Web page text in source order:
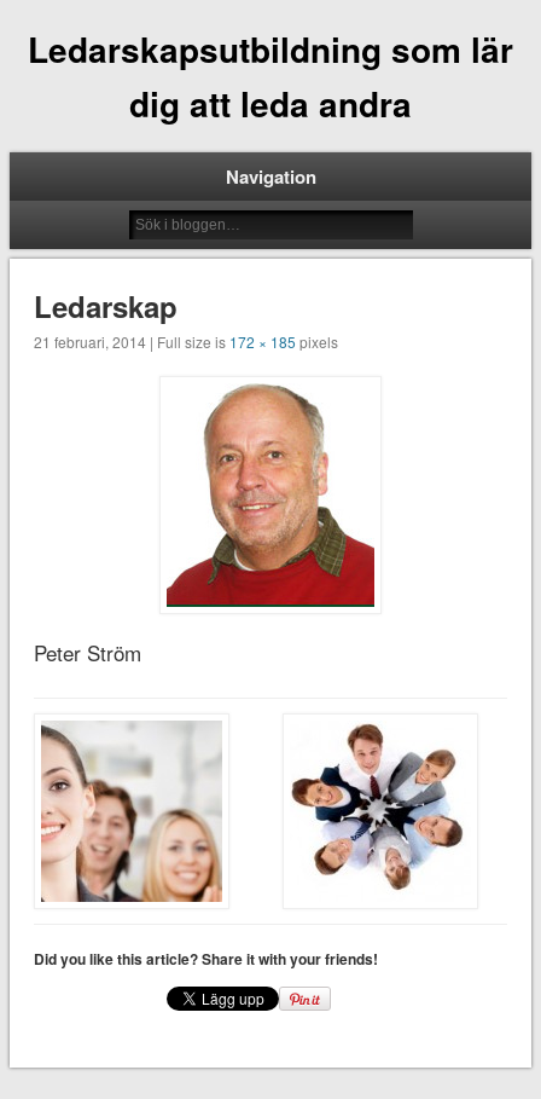
Ledarskapsutbildning som lär
dig att leda andra
Navigation
Ledarskap
21 februari, 2014 | Full size is 172 × 185 pixels
Peter Ström
Did you like this article? Share it with your friends!